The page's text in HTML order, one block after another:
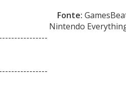
Fonte:
Nintendo